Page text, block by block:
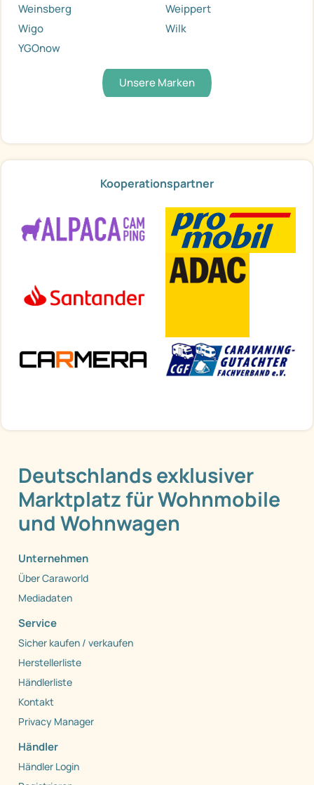
Weinsberg
Weippert
Wigo
Wilk
YGOnow
Unsere Marken
Kooperationspartner
Deutschlands exklusiver
Marktplatz für Wohnmobile
und Wohnwagen
Unternehmen
Über Caraworld
Mediadaten
Service
Sicher kaufen / verkaufen
Herstellerliste
Händlerliste
Kontakt
Privacy Manager
Händler
Händler Login